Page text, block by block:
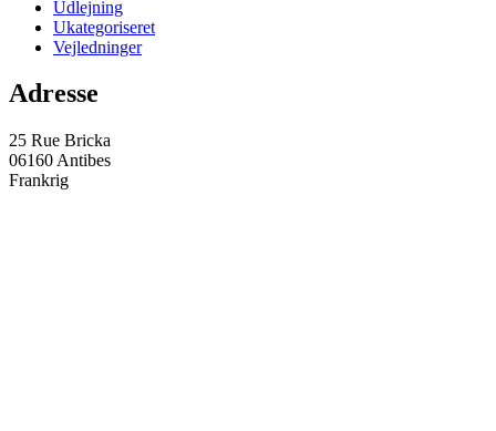
Udlejning
Ukategoriseret
Vejledninger
Adresse
25 Rue Bricka
06160 Antibes
Frankrig